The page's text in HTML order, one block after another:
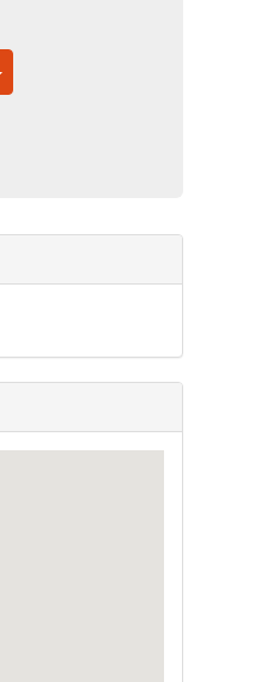
Toggle Dropdown